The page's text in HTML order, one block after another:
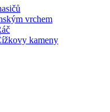
vrchem
kameny